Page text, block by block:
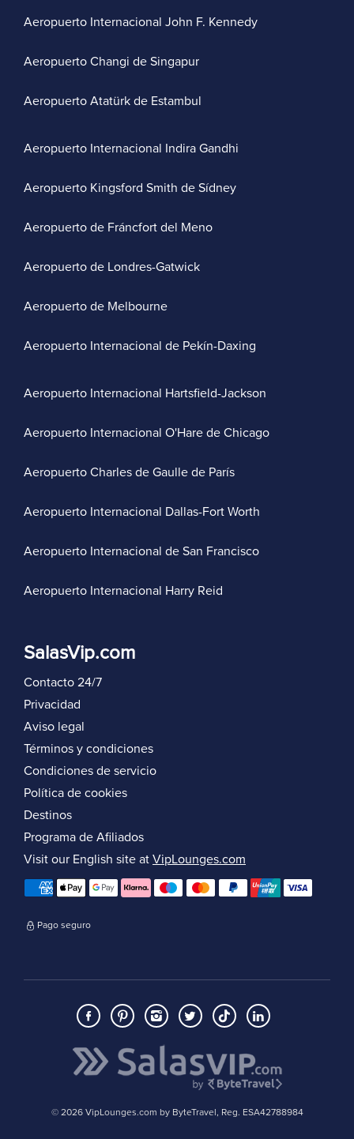
Aeropuerto Internacional John F. Kennedy
Aeropuerto Changi de Singapur
Aeropuerto Atatürk de Estambul
Aeropuerto Internacional Indira Gandhi
Aeropuerto Kingsford Smith de Sídney
Aeropuerto de Fráncfort del Meno
Aeropuerto de Londres-Gatwick
Aeropuerto de Melbourne
Aeropuerto Internacional de Pekín-Daxing
Aeropuerto Internacional Hartsfield-Jackson
Aeropuerto Internacional O'Hare de Chicago
Aeropuerto Charles de Gaulle de París
Aeropuerto Internacional Dallas-Fort Worth
Aeropuerto Internacional de San Francisco
Aeropuerto Internacional Harry Reid
SalasVip.com
Contacto 24/7
Privacidad
Aviso legal
Términos y condiciones
Condiciones de servicio
Política de cookies
Destinos
Programa de Afiliados
Visit our English site at VipLounges.com
Pago seguro
© 2026 VipLounges.com by ByteTravel, Reg. ESA42788984